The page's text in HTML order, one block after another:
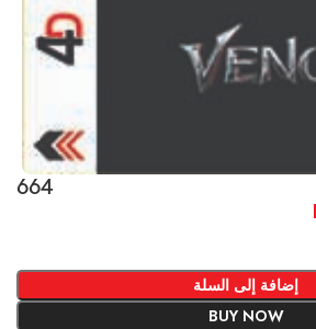
664
إضافة إلى السلة
BUY NOW